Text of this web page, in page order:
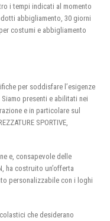
i tempi indicati al momento
abbigliamento, 30 giorni
costumi e abbigliamento
per soddisfare l’esigenze
presenti e abilitati nei
e in particolare sul
SPORTIVE,
e, consapevole delle
ha costruito un’offerta
personalizzabile con i loghi
che desiderano